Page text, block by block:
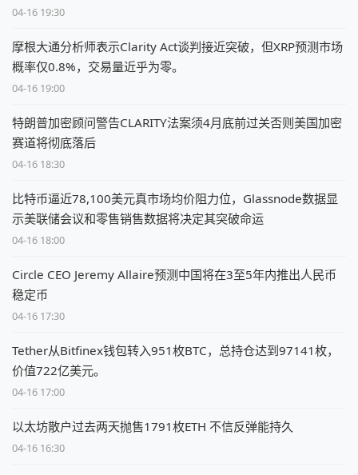
04-16 19:30
摩根大通分析师表示Clarity Act谈判接近突破，但XRP预测市场
概率仅0.8%，交易量近乎为零。
04-16 19:00
特朗普加密顾问警告CLARITY法案须4月底前过关否则美国加密
赛道将彻底落后
04-16 18:30
比特币逼近78,100美元真市场均价阻力位，Glassnode数据显
示美联储会议和零售销售数据将决定其突破命运
04-16 18:00
Circle CEO Jeremy Allaire预测中国将在3至5年内推出人民币
稳定币
04-16 17:30
Tether从Bitfinex钱包转入951枚BTC，总持仓达到97141枚，
价值722亿美元。
04-16 17:00
以太坊散户过去两天抛售1791枚ETH 不信反弹能持久
04-16 16:30